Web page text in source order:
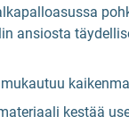
ansiosta
kestää